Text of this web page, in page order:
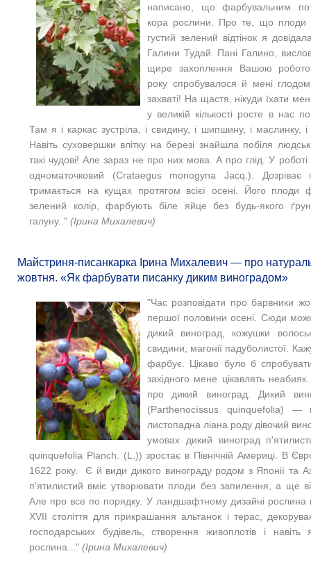
написано, що фарбувальним
кора рослини. Про те, що плоди
густий зелений відтінок я
Галини Тудай. Пані Галино,
щире захоплення Вашою
року спробувалося й мені
захваті! На щастя, нікуди їхати
у великій кількості росте в нас
Там я і каркас зустріла, і свидину, і шипшину, і маслинку, і
Навіть суховершки влітку на березі знайшла побіля
такі чудові! Але зараз не про них мова. А про глід. У роботі
одноматочковий (Crataegus monogyna Jacq.). Дозріває
тримається на кущах протягом всієї осені. Його плоди
зелений колір, фарбують біле яйце без будь-якого
галуну.." (Ірина Михалевич)
Майстриня-писанкарка Ірина Михалевич — про
жовтня. «Як фарбувати писанку диким виноградом»
"Час розповідати про барвники
першої половини осені. Сюди
дикий виноград, кожушки
свидини, магонії падуболистої.
фарбує. Цікаво було б
західного мене цікавлять
про дикий виноград. Дикий
(Parthenocíssus quinquefolia) —
листопадна ліана роду дівочий
умовах дикий виноград
quinquefolia Planch. (L.)) зростає в Північній Америці. В
1622 року. Є й види дикого винограду родом з Японії та
п'ятилистий вміє утворювати плоди без запилення, а ще
Але про все по порядку. У ландшафтному дизайні рослина
XVII століття для прикрашання альтанок і терас,
господарських будівель, створення живоплотів і навіть
рослина..." (Ірина Михалевич)